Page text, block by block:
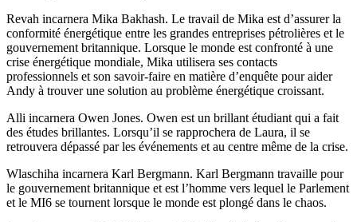
Revah incarnera Mika Bakhash. Le travail de Mika est d’assurer la
conformité énergétique entre les grandes entreprises pétrolières et le
gouvernement britannique. Lorsque le monde est confronté à une
crise énergétique mondiale, Mika utilisera ses contacts
professionnels et son savoir-faire en matière d’enquête pour aider
Andy à trouver une solution au problème énergétique croissant.
Alli incarnera Owen Jones. Owen est un brillant étudiant qui a fait
des études brillantes. Lorsqu’il se rapprochera de Laura, il se
retrouvera dépassé par les événements et au centre même de la crise.
Wlaschiha incarnera Karl Bergmann. Karl Bergmann travaille pour
le gouvernement britannique et est l’homme vers lequel le Parlement
et le MI6 se tournent lorsque le monde est plongé dans le chaos.